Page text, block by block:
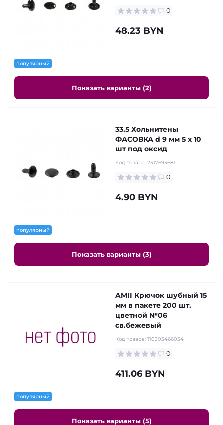
популярный
0
48.23 BYN
Показать варианты (2)
популярный
33.5 Хольнитены
ФАСОВКА d 9 мм 5 x 10
шт под оксид
Код товара: 2317693681
0
4.90 BYN
Показать варианты (3)
популярный
AMII Крючок шубный 15
мм в пакете 200 шт.
цветной №06
св.бежевый
Код товара: 110305466054
0
411.06 BYN
Показать варианты (5)